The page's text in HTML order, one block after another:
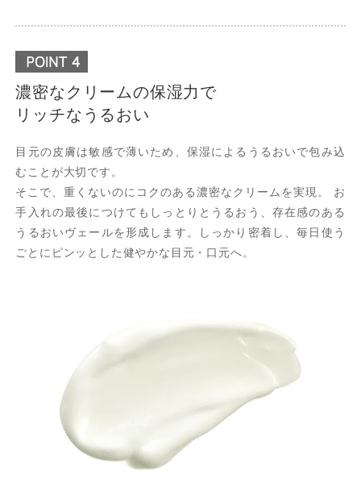
濃密なクリームの保湿力で
リッチなうるおい
目元の皮膚は敏感で薄いため、保湿によるうるおいで包み込
むことが大切です。
そこで、重くないのにコクのある濃密なクリームを実現。 お
手入れの最後につけてもしっとりとうるおう、存在感のある
うるおいヴェールを形成します。しっかり密着し、毎日使う
ごとにピンッとした健やかな目元・口元へ。